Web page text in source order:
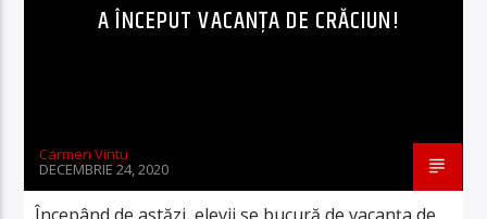
A ÎNCEPUT VACANȚA DE CRĂCIUN!
Carmen Vintu
DECEMBRIE 24, 2020